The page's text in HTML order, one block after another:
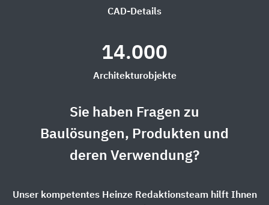
CAD-Details
14.000
Architekturobjekte
Sie haben Fragen zu
Baulösungen, Produkten und
deren Verwendung?
Unser kompetentes Heinze Redaktionsteam hilft Ihnen